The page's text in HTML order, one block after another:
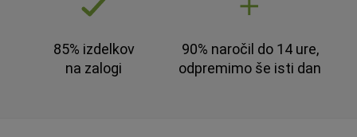
85% izdelkov
na zalogi
90% naročil do 14 ure,
odpremimo še isti dan